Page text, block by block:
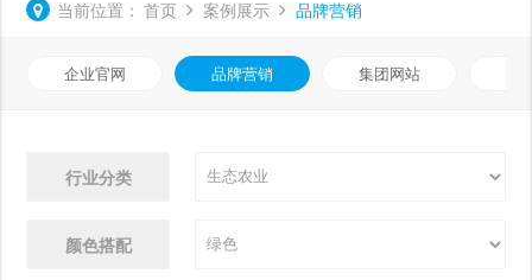
当前位置： 首页 案例展示 品牌营销
企业官网 品牌营销 集团网站
行业分类
颜色搭配